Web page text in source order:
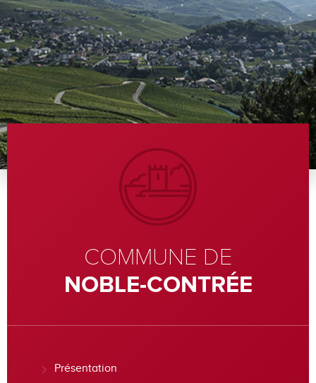
COMMUNE DE
NOBLE-CONTRÉE
Présentation